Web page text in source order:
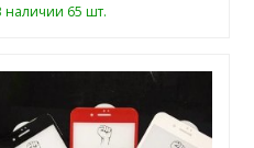
наличии 65 шт.